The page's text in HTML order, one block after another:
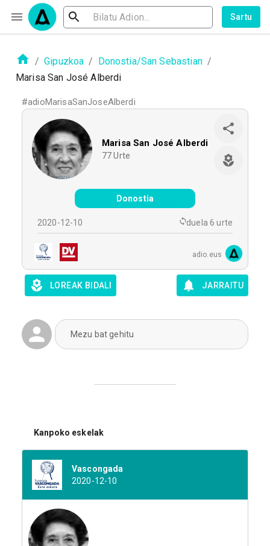
Sartu
/ Gipuzkoa / Donostia/San Sebastian /
Marisa San José Alberdi
#adioMarisaSanJoseAlberdi
Marisa San José Alberdi
77 Urte
Donostia
2020-12-10 duela 6 urte
adio.eus
LOREAK BIDALI JARRAITU
Mezu bat gehitu
Kanpoko eskelak
Vascongada
2020-12-10